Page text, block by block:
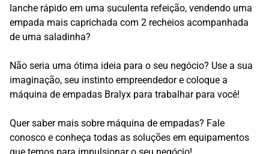
lanche rápido em uma suculenta refeição, vendendo uma
empada mais caprichada com 2 recheios acompanhada
de uma saladinha?
Não seria uma ótima ideia para o seu negócio? Use a sua
imaginação, seu instinto empreendedor e coloque a
máquina de empadas Bralyx para trabalhar para você!
Quer saber mais sobre máquina de empadas? Fale
conosco e conheça todas as soluções em equipamentos
que temos para impulsionar o seu negócio!